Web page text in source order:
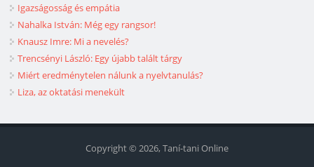
Igazságosság és empátia
Nahalka István: Még egy rangsor!
Knausz Imre: Mi a nevelés?
Trencsényi László: Egy újabb talált tárgy
Miért eredménytelen nálunk a nyelvtanulás?
Liza, az oktatási menekült
Copyright © 2026, Taní-tani Online